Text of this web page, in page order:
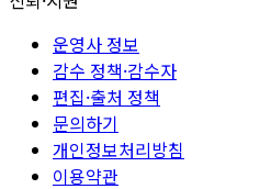
운영사 정보
감수 정책·감수자
편집·출처 정책
문의하기
개인정보처리방침
이용약관